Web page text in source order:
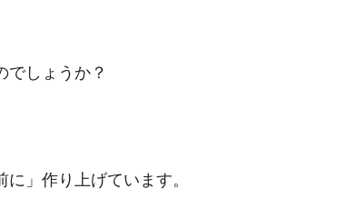
でしょうか？
」作り上げています。